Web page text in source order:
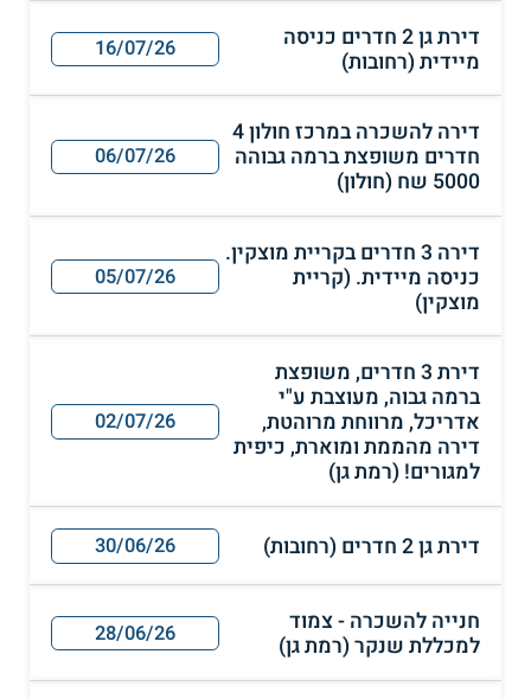
דירת גן 2 חדרים כניסה
מיידית (רחובות)
16/07/26
דירה להשכרה במרכז חולון 4
חדרים משופצת ברמה גבוהה
5000 שח (חולון)
06/07/26
דירה 3 חדרים בקריית מוצקין.
כניסה מיידית. (קריית
מוצקין)
05/07/26
דירת 3 חדרים, משופצת
ברמה גבוה, מעוצבת ע"י
אדריכל, מרווחת מרוהטת,
דירה מהממת ומוארת, כיפית
למגורים! (רמת גן)
02/07/26
דירת גן 2 חדרים (רחובות) 30/06/26
חנייה להשכרה - צמוד
למכללת שנקר (רמת גן)
28/06/26